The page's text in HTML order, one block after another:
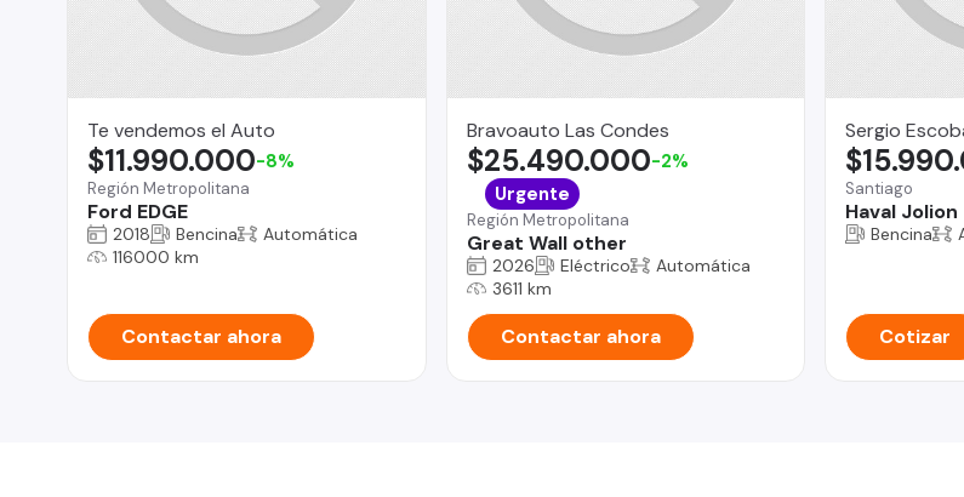
Te vendemos el Auto
Región Metropolitana
Ford EDGE
$11.990.000-8%
2018 Bencina
Automática
116000 km
Contactar ahora
Bravoauto Las Condes
Región Metropolitana
Great Wall other
$25.490.000-2%
Urgente
2026 Eléctrico
Automática
3611 km
Contactar ahora
Sergio
Santiago
Haval Jolion
Bencina
Cotizar